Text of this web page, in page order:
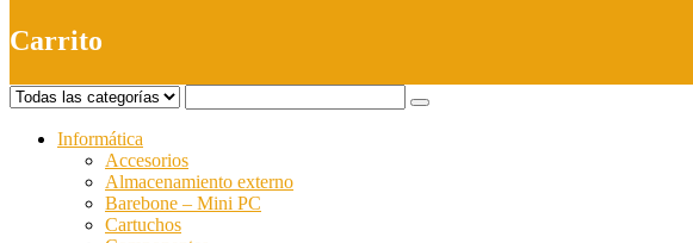
Carrito
Informática
Accesorios
Almacenamiento externo
Barebone – Mini PC
Cartuchos